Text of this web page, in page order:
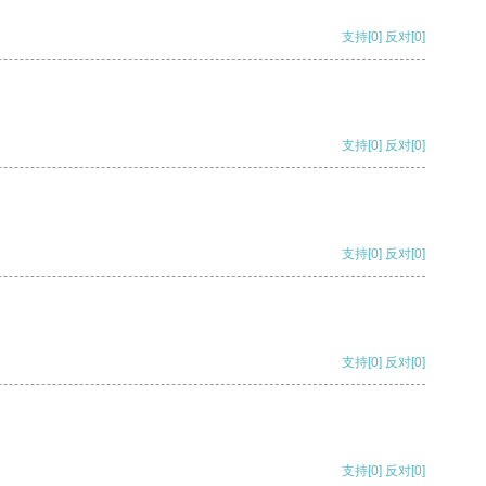
支持[0] 反对[0]
支持[0] 反对[0]
支持[0] 反对[0]
支持[0] 反对[0]
支持[0] 反对[0]